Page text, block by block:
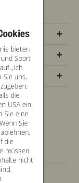
bieten
Sport
„Ich
Sie uns,
die
USA ein.
Sie eine
Sie
die
müssen
nicht